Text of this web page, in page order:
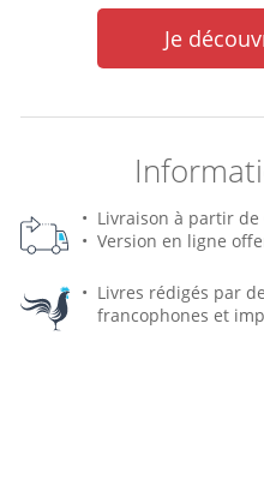
Je
Livraison à partir de
Version en ligne
Livres rédigés par
francophones et